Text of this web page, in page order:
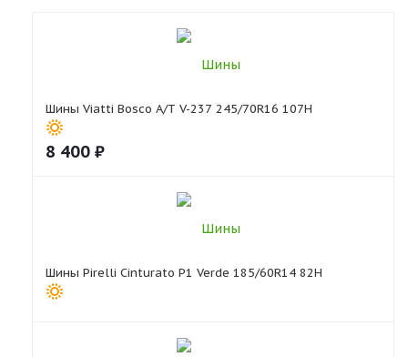
Шины Viatti Bosco A/T V-237 245/70R16 107H
8 400 ₽
Шины Pirelli Cinturato P1 Verde 185/60R14 82H